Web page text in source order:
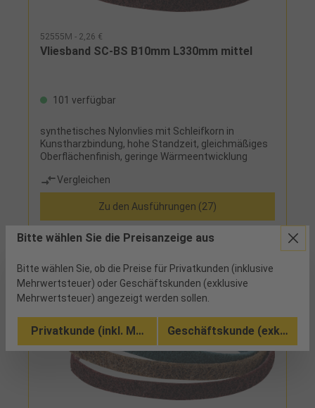
52555M - 2,26 €
Vliesband SC-BS B10mm L330mm mittel
101 verfügbar
synthetisches Nylonvlies mit Schleifkorn in
Kunstharzbindung, hohe Standzeit, gleichmäßiges
Oberflächenfinish, geringe Wärmeentwicklung
Vergleichen
Zu den Ausführungen (27)
Bitte wählen Sie die Preisanzeige aus
Bitte wählen Sie, ob die Preise für Privatkunden (inklusive
Mehrwertsteuer) oder Geschäftskunden (exklusive
Mehrwertsteuer) angezeigt werden sollen.
Privatkunde (inkl. MwSt.) Geschäftskunde (exkl.